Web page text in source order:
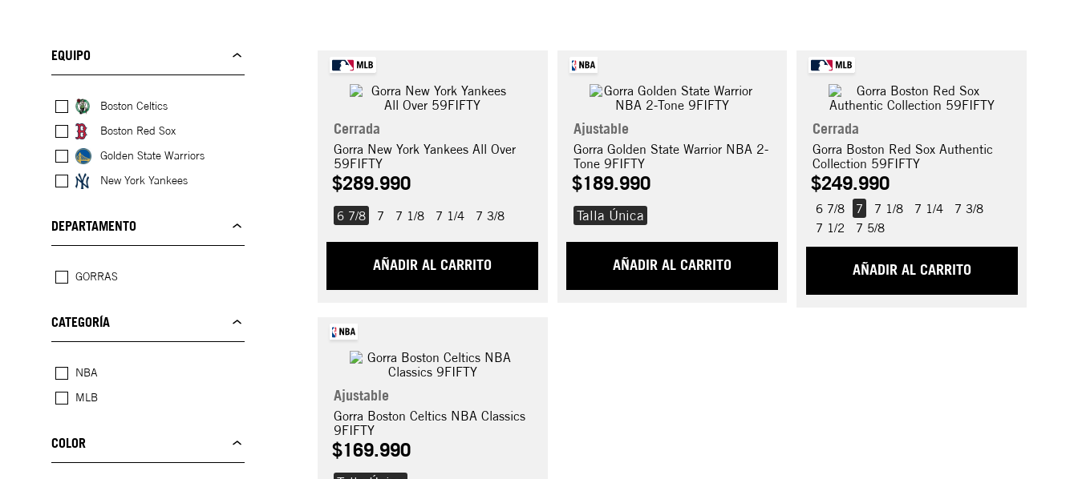
EQUIPO
Boston Celtics
Boston Red Sox
Golden State Warriors
New York Yankees
DEPARTAMENTO
GORRAS
CATEGORÍA
NBA
MLB
COLOR
Cerrada
Gorra New York Yankees All Over
59FIFTY
$289.990
6 7/8 7 7 1/4
7 1/8 7 3/8
AÑADIR AL CARRITO
Ajustable
Gorra Golden State Warrior NBA 2-
Tone 9FIFTY
$189.990
Talla Única
AÑADIR AL CARRITO
Cerrada
Gorra Boston Red Sox Authentic
Collection 59FIFTY
$249.990
7 7 1/4
7 3/8
7 1/2
7 5/8
7 1/8
6 7/8
AÑADIR AL CARRITO
Ajustable
Gorra Boston Celtics NBA Classics
9FIFTY
$169.990